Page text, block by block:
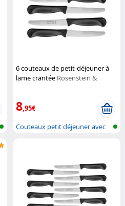
6 couteaux de petit-déjeuner à
lame crantée Rosenstein &
8,95€
Couteaux petit déjeuner avec